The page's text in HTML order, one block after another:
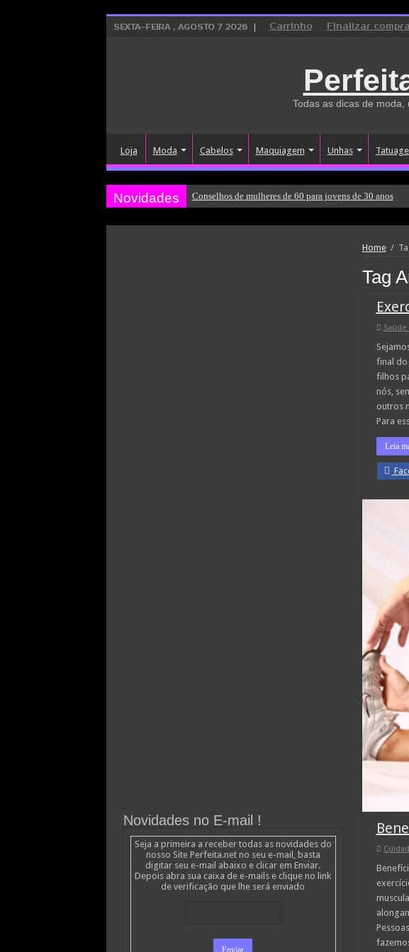
SEXTA-FEIRA , AGOSTO 7 2026 Carrinho Finalizar compra
Todas as dicas de moda,
Loja Moda Cabelos Maquiagem Unhas
Novidades Conselhos de mulheres de 60 para jovens de 30 anos
Home /
Tag
Saúde
final do
filhos
nós,
outros
Para
Leia
Novidades no E-mail !
Seja a primeira a receber todas as novidades do
nosso Site Perfeita.net no seu e-mail, basta
digitar seu e-mail abaixo e clicar em Enviar.
Depois abra sua caixa de e-mails e clique no link
de verificação que lhe será enviado